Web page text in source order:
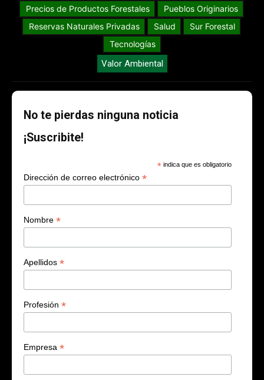
Precios de Productos Forestales
Pueblos Originarios
Reservas Naturales Privadas
Salud
Sur Forestal
Tecnologías
Valor Ambiental
No te pierdas ninguna noticia
¡Suscribite!
* indica que es obligatorio
Dirección de correo electrónico *
Nombre *
Apellidos *
Profesión *
Empresa *